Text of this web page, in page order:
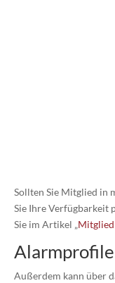
Sollten Sie Mitglied in
Sie Ihre Verfügbarkeit
Sie im Artikel „
Alarmprofile
Außerdem kann über